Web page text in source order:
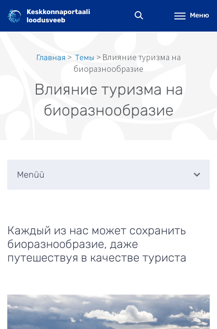
основному
содержанию
Меню
навигации
Главная Tемы
Влияние туризма на
биоразнообразие
Влияние туризма на
биоразнообразие
Menüü
Каждый из нас может сохранить
биоразнообразие, даже
путешествуя в качестве туриста